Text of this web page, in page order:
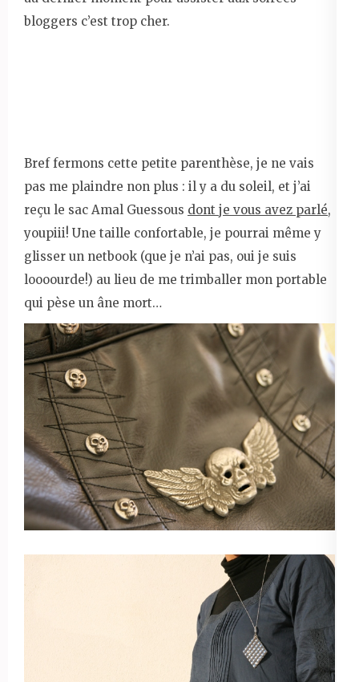
bloggers c’est trop cher.
Bref fermons cette petite parenthèse, je ne vais
pas me plaindre non plus : il y a du soleil, et j’ai
reçu le sac Amal Guessous dont je vous avez parlé,
youpiii! Une taille confortable, je pourrai même y
glisser un netbook (que je n’ai pas, oui je suis
loooourde!) au lieu de me trimballer mon portable
qui pèse un âne mort…